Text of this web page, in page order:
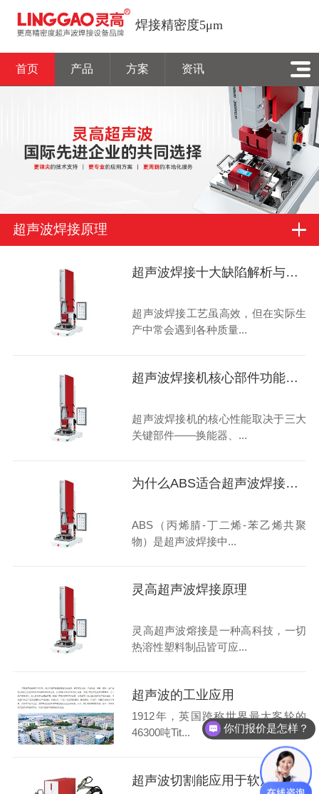
焊接精密度5μm
首页 产品 方案 资讯
超声波焊接原理
超声波焊接十大缺陷解析与解决方案
超声波焊接工艺虽高效，但在实际生
产中常会遇到各种质量...
超声波焊接机核心部件功能剖析：换能器、变幅杆、焊头
超声波焊接机的核心性能取决于三大
关键部件——换能器、...
为什么ABS适合超声波焊接？从材料科学角度解读
ABS（丙烯腈-丁二烯-苯乙烯共聚
物）是超声波焊接中...
灵高超声波焊接原理
灵高超声波熔接是一种高科技，一切
热溶性塑料制品皆可应...
超声波的工业应用
1912年，英国跨称世界最大客轮的
46300吨Tit...
超声波切割能应用于软质产品吗？
你们报价是怎样？